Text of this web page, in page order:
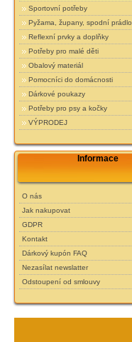
Sportovní potřeby
Pyžama, župany, spodní prádlo
Reflexní prvky a doplňky
Potřeby pro malé děti
Obalový materiál
Pomocníci do domácnosti
Dárkové poukazy
Potřeby pro psy a kočky
VÝPRODEJ
Informace
O nás
Jak nakupovat
GDPR
Kontakt
Dárkový kupón FAQ
Nezasílat newslatter
Odstoupení od smlouvy